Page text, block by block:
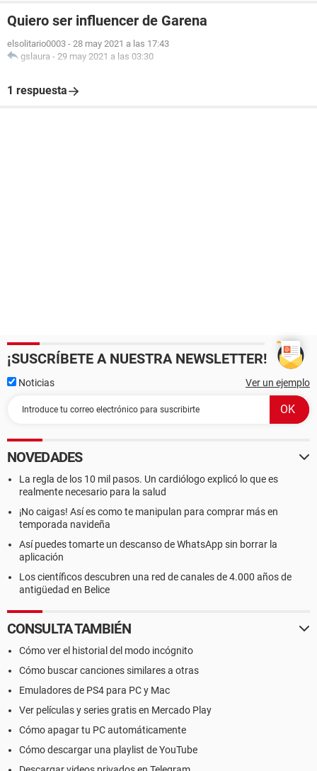
Quiero ser influencer de Garena
elsolitario0003 - 28 may 2021 a las 17:43
gslaura - 29 may 2021 a las 03:30
1 respuesta
¡SUSCRÍBETE A NUESTRA NEWSLETTER!
Noticias Ver un ejemplo
NOVEDADES
La regla de los 10 mil pasos. Un cardiólogo explicó lo que es
realmente necesario para la salud
¡No caigas! Así es como te manipulan para comprar más en
temporada navideña
Así puedes tomarte un descanso de WhatsApp sin borrar la
aplicación
Los científicos descubren una red de canales de 4.000 años de
antigüedad en Belice
CONSULTA TAMBIÉN
Cómo ver el historial del modo incógnito
Cómo buscar canciones similares a otras
Emuladores de PS4 para PC y Mac
Ver películas y series gratis en Mercado Play
Cómo apagar tu PC automáticamente
Cómo descargar una playlist de YouTube